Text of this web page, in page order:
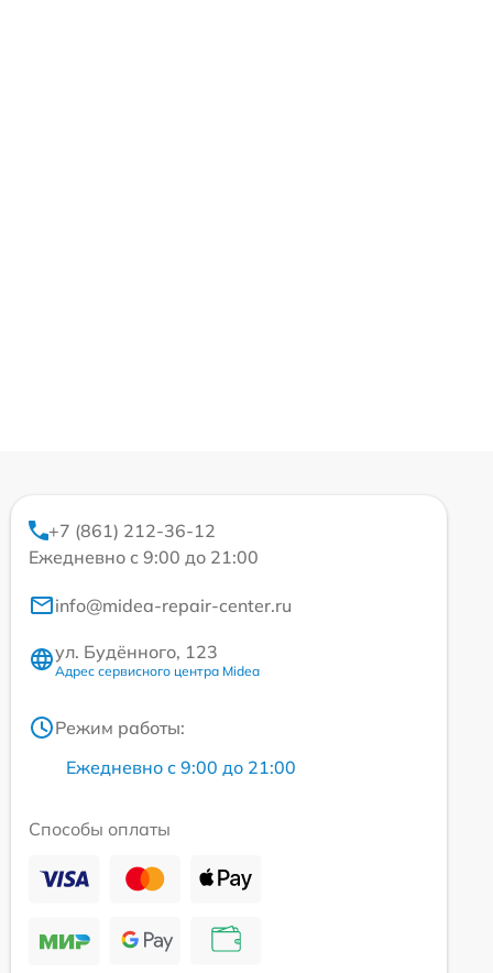
+7 (861) 212-36-12
Ежедневно с 9:00 до 21:00
info@midea-repair-center.ru
ул. Будённого, 123
Адрес сервисного центра Midea
Режим работы:
Ежедневно с 9:00 до 21:00
Способы оплаты